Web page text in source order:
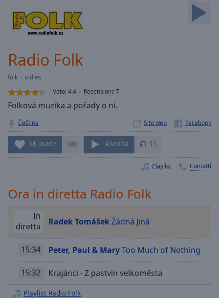
Forward
Mute
Current
Loaded:
0.00%
Stream
Seek to
live,
currently
behind
liveLIVE
Rate
Chapters
Descriptions
Radio Folk
folk
oldies
Voto:4.4 Recensioni:7
Folková muzika a pořady o ní.
Čeština Sito web
Mi piace 180 Ascolta 11
Playlist Contatti
Ora in diretta Radio Folk
In
diretta
Radek TomášekŽádná Jiná
15:34 Peter, Paul & MaryToo Much of Nothing
15:32 Krajánci - Z pastvin velkoměsta
Playlist Radio Folk